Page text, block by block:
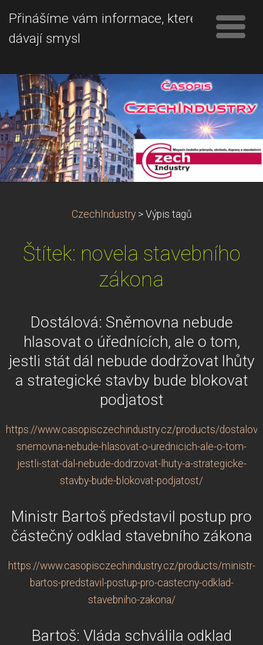
Přinášíme vám informace, které
dávají smysl
CzechIndustry > Výpis tagů
Štítek: novela stavebního
zákona
Dostálová: Sněmovna nebude
hlasovat o úřednících, ale o tom,
jestli stát dál nebude dodržovat lhůty
a strategické stavby bude blokovat
podjatost
https://www.casopisczechindustry.cz/products/
snemovna-nebude-hlasovat-o-urednicich-ale-o-tom-
jestli-stat-dal-nebude-dodrzovat-lhuty-a-strategicke-
stavby-bude-blokovat-podjatost/
Ministr Bartoš představil postup pro
částečný odklad stavebního zákona
https://www.casopisczechindustry.cz/products/ministr-
bartos-predstavil-postup-pro-castecny-odklad-
stavebniho-zakona/
Bartoš: Vláda schválila odklad